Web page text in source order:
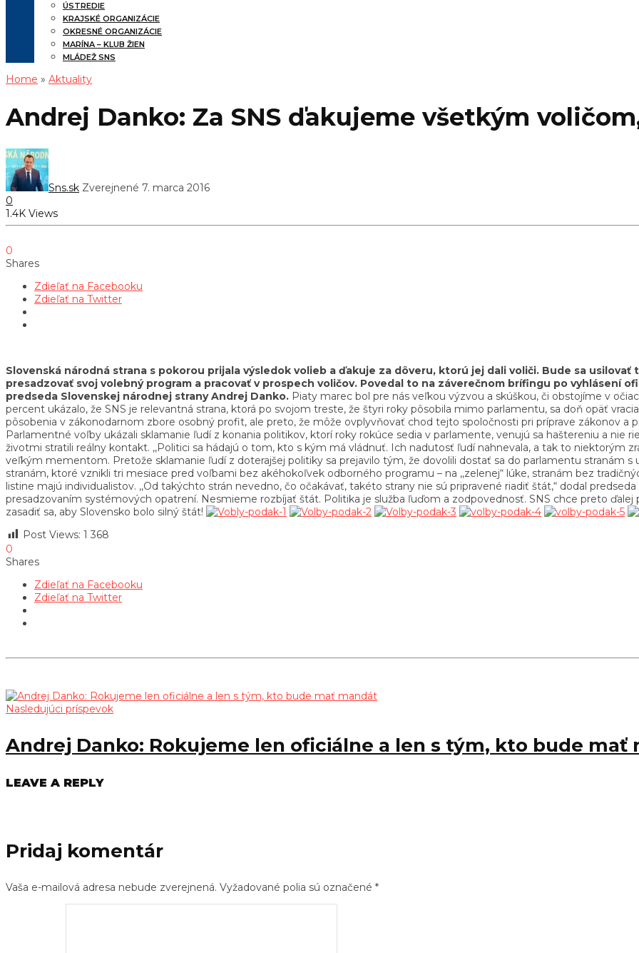
ÚSTREDIE
KRAJSKÉ ORGANIZÁCIE
OKRESNÉ ORGANIZÁCIE
MARÍNA – KLUB ŽIEN
MLÁDEŽ SNS
Home » Aktuality
Andrej Danko: Za SNS ďakujeme všetkým
Sns.sk Zverejnené 7. marca 2016
0
1.4K Views
0
Shares
Zdieľať na Facebooku
Zdieľať na Twitter
Slovenská národná strana s pokorou prijala výsledok volieb a ďakuje za dôveru, ktorú jej dali voliči. Bude sa
presadzovať svoj volebný program a pracovať v prospech voličov. Povedal to na záverečnom brífingu po vyhlásení
predseda Slovenskej národnej strany Andrej Danko. Piaty marec bol pre nás veľkou výzvou a skúškou, či obstojíme v
percent ukázalo, že SNS je relevantná strana, ktorá po svojom treste, že štyri roky pôsobila mimo parlamentu, sa doň opäť
pôsobenia v zákonodarnom zbore osobný profit, ale preto, že môže ovplyvňovať chod tejto spoločnosti pri príprave zákonov a
Parlamentné voľby ukázali sklamanie ľudí z konania politikov, ktorí roky rokúce sedia v parlamente, venujú sa haštereniu a nie
životmi stratili reálny kontakt. ,,Politici sa hádajú o tom, kto s kým má vládnuť. Ich nadutosť ľudí nahnevala, a tak to niektorým
veľkým mementom. Pretože sklamanie ľudí z doterajšej politiky sa prejavilo tým, že dovolili dostať sa do parlamentu stranám
stranám, ktoré vznikli tri mesiace pred voľbami bez akéhokoľvek odborného programu – na ,,zelenej“ lúke, stranám bez
listine majú individualistov. ,,Od takýchto strán nevedno, čo očakávať, takéto strany nie sú pripravené riadiť štát,“ dodal
presadzovaním systémových opatrení. Nesmieme rozbíjať štát. Politika je služba ľuďom a zodpovednosť. SNS chce preto ďalej
zasadiť sa, aby Slovensko bolo silný štát!
Post Views: 1 368
0
Shares
Zdieľať na Facebooku
Zdieľať na Twitter
Nasledujúci príspevok
Andrej Danko: Rokujeme len oficiálne a len s tým, kto bude mať
LEAVE A REPLY
Pridaj komentár
Vaša e-mailová adresa nebude zverejnená. Vyžadované polia sú označené *